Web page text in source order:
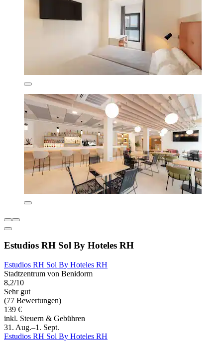
Estudios RH Sol By Hoteles RH
Estudios RH Sol By Hoteles RH
Stadtzentrum von Benidorm
8,2/10
Sehr gut
(77 Bewertungen)
139 €
inkl. Steuern & Gebühren
31. Aug.–1. Sept.
Estudios RH Sol By Hoteles RH